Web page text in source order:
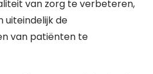
van zorg te verbeteren,
uiteindelijk de
van patiënten te